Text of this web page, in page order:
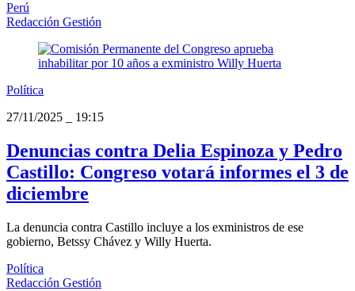
Perú
Redacción Gestión
Política
27/11/2025
19:15
Denuncias contra Delia Espinoza y Pedro
Castillo: Congreso votará informes el 3 de
diciembre
La denuncia contra Castillo incluye a los exministros de ese
gobierno, Betssy Chávez y Willy Huerta.
Política
Redacción Gestión